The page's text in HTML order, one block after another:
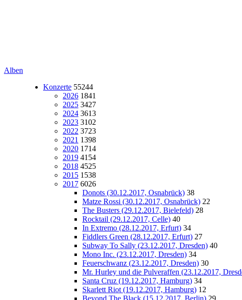
Alben
Konzerte 55244
2026 1841
2025 3427
2024 3613
2023 3102
2022 3723
2021 1398
2020 1714
2019 4154
2018 4525
2015 1538
2017 6026
Donots (30.12.2017, Osnabrück) 38
Matze Rossi (30.12.2017, Osnabrück) 22
The Busters (29.12.2017, Bielefeld) 28
Rocktail (29.12.2017, Celle) 40
In Extremo (28.12.2017, Erfurt) 34
Fiddlers Green (28.12.2017, Erfurt) 27
Subway To Sally (23.12.2017, Dresden) 40
Mono Inc. (23.12.2017, Dresden) 34
Feuerschwanz (23.12.2017, Dresden) 30
Mr. Hurley und die Pulveraffen (23.12.2017,
Santa Cruz (19.12.2017, Hamburg) 34
Skarlett Riot (19.12.2017, Hamburg) 12
Beyond The Black (15.12.2017, Berlin) 29